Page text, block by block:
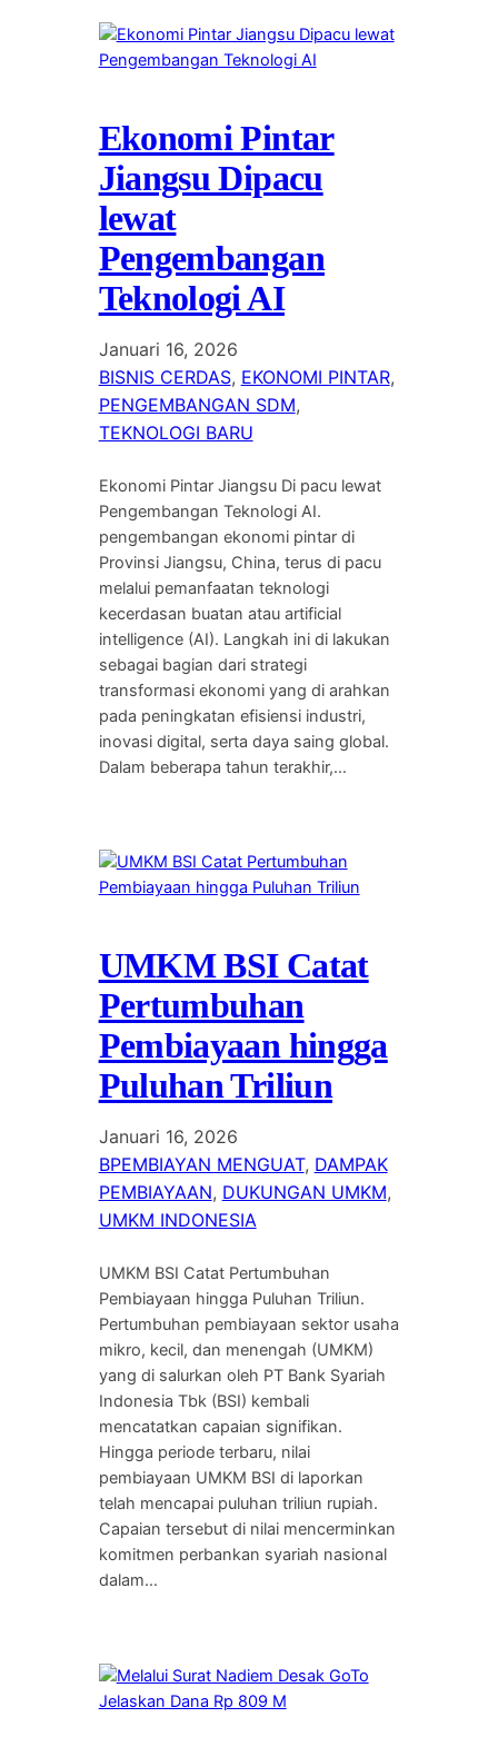
Ekonomi Pintar
Jiangsu Dipacu
lewat
Pengembangan
Teknologi AI
Januari 16, 2026
BISNIS CERDAS, EKONOMI PINTAR
PENGEMBANGAN SDM
TEKNOLOGI BARU
Ekonomi Pintar Jiangsu Di pacu lewat
Pengembangan Teknologi AI.
pengembangan ekonomi pintar di
Provinsi Jiangsu, China, terus di pacu
melalui pemanfaatan teknologi
kecerdasan buatan atau artificial
intelligence (AI). Langkah ini di lakukan
sebagai bagian dari strategi
transformasi ekonomi yang di arahkan
pada peningkatan efisiensi industri,
inovasi digital, serta daya saing global.
Dalam beberapa tahun terakhir,…
UMKM BSI Catat
Pertumbuhan
Pembiayaan hingga
Puluhan Triliun
Januari 16, 2026
BPEMBIAYAN MENGUAT, DAMPAK
PEMBIAYAAN, DUKUNGAN UMKM
UMKM INDONESIA
UMKM BSI Catat Pertumbuhan
Pembiayaan hingga Puluhan Triliun.
Pertumbuhan pembiayaan sektor usaha
mikro, kecil, dan menengah (UMKM)
yang di salurkan oleh PT Bank Syariah
Indonesia Tbk (BSI) kembali
mencatatkan capaian signifikan.
Hingga periode terbaru, nilai
pembiayaan UMKM BSI di laporkan
telah mencapai puluhan triliun rupiah.
Capaian tersebut di nilai mencerminkan
komitmen perbankan syariah nasional
dalam…